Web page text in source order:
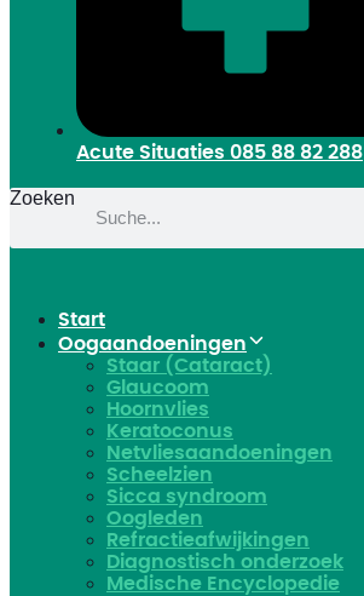
Acute Situaties 085 88 82 288
Zoeken
Start
Oogaandoeningen
Staar (Cataract)
Glaucoom
Hoornvlies
Keratoconus
Netvliesaandoeningen
Scheelzien
Sicca syndroom
Oogleden
Refractieafwijkingen
Diagnostisch onderzoek
Medische Encyclopedie